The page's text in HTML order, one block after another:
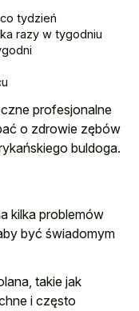
tydzień
razy w tygodniu
profesjonalne
o zdrowie zębów
buldoga.
kilka problemów
być świadomym
takie jak
i często